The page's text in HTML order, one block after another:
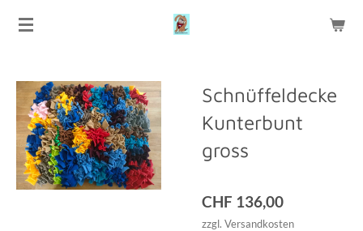
Zum
Schnüffeldecke
Kunterbunt
gross
CHF 136,00
zzgl. Versandkosten